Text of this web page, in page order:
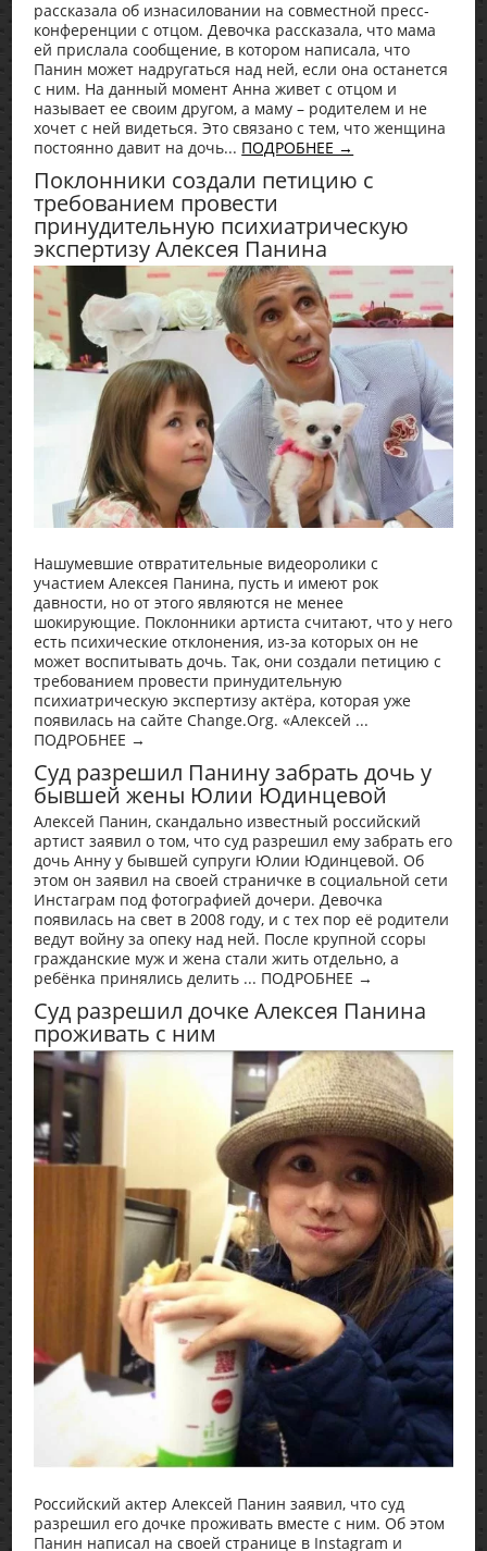
рассказала об изнасиловании на совместной пресс-
конференции с отцом. Девочка рассказала, что мама
ей прислала сообщение, в котором написала, что
Панин может надругаться над ней, если она останется
с ним. На данный момент Анна живет с отцом и
называет ее своим другом, а маму – родителем и не
хочет с ней видеться. Это связано с тем, что женщина
постоянно давит на дочь... ПОДРОБНЕЕ →
Поклонники создали петицию с
требованием провести
принудительную психиатрическую
экспертизу Алексея Панина
Нашумевшие отвратительные видеоролики с
участием Алексея Панина, пусть и имеют рок
давности, но от этого являются не менее
шокирующие. Поклонники артиста считают, что у него
есть психические отклонения, из-за которых он не
может воспитывать дочь. Так, они создали петицию с
требованием провести принудительную
психиатрическую экспертизу актёра, которая уже
появилась на сайте Change.Org. «Алексей ...
ПОДРОБНЕЕ →
Суд разрешил Панину забрать дочь у
бывшей жены Юлии Юдинцевой
Алексей Панин, скандально известный российский
артист заявил о том, что суд разрешил ему забрать его
дочь Анну у бывшей супруги Юлии Юдинцевой. Об
этом он заявил на своей страничке в социальной сети
Инстаграм под фотографией дочери. Девочка
появилась на свет в 2008 году, и с тех пор её родители
ведут войну за опеку над ней. После крупной ссоры
гражданские муж и жена стали жить отдельно, а
ребёнка принялись делить ... ПОДРОБНЕЕ →
Суд разрешил дочке Алексея Панина
проживать с ним
Российский актер Алексей Панин заявил, что суд
разрешил его дочке проживать вместе с ним. Об этом
Панин написал на своей странице в Instagram и